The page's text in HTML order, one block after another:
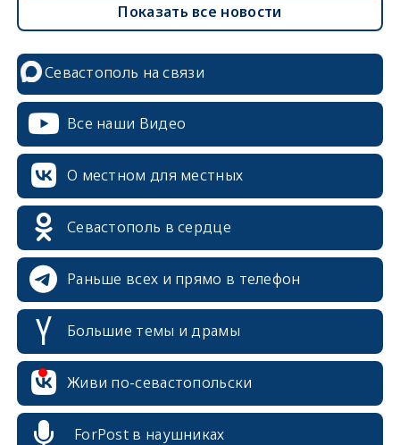
Показать все новости
Севастополь на связи
Все наши Видео
О местном для местных
Севастополь в сердце
Раньше всех и прямо в телефон
Большие темы и драмы
Живи по-севастопольски
ForPost в наушниках